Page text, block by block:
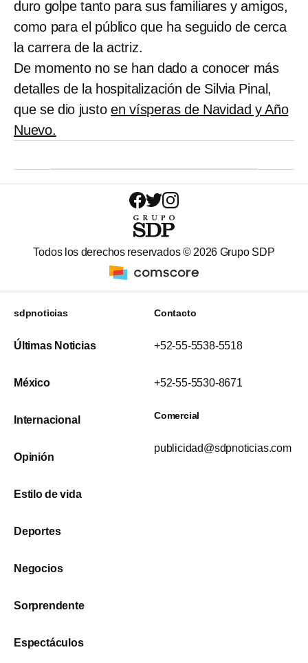
duro golpe tanto para sus familiares y amigos,
como para el público que ha seguido de cerca
la carrera de la actriz.
De momento no se han dado a conocer más
detalles de la hospitalización de Silvia Pinal,
que se dio justoen vísperas de Navidad y Año
Nuevo.
Todos los derechos reservados © 2026 Grupo SDP
sdpnoticias
Últimas Noticias
México
Internacional
Opinión
Estilo de vida
Deportes
Negocios
Sorprendente
Espectáculos
Contacto
+52-55-5538-5518
+52-55-5530-8671
Comercial
publicidad@sdpnoticias.com